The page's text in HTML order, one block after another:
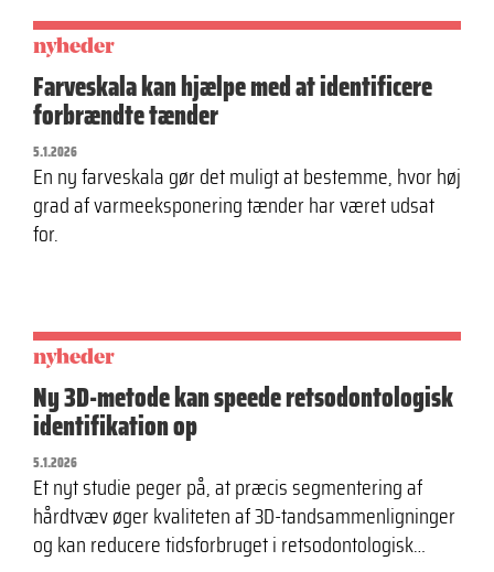
nyheder
Farveskala kan hjælpe med at identificere
forbrændte tænder
5.1.2026
En ny farveskala gør det muligt at bestemme, hvor høj
grad af varmeeksponering tænder har været udsat
for.
nyheder
Ny 3D-metode kan speede retsodontologisk
identifikation op
5.1.2026
Et nyt studie peger på, at præcis segmentering af
hårdtvæv øger kvaliteten af 3D-tandsammenligninger
og kan reducere tidsforbruget i retsodontologisk…